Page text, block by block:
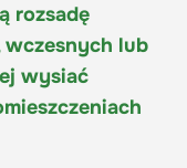
rozsadę
wczesnych lub
wysiać